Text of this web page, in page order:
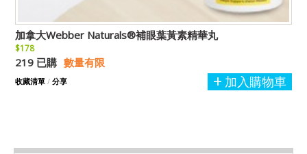
加拿大Webber Naturals®補眼葉黃素精華丸
$178
219 已購 數量有限
加入購物車
收藏清單 / 分享